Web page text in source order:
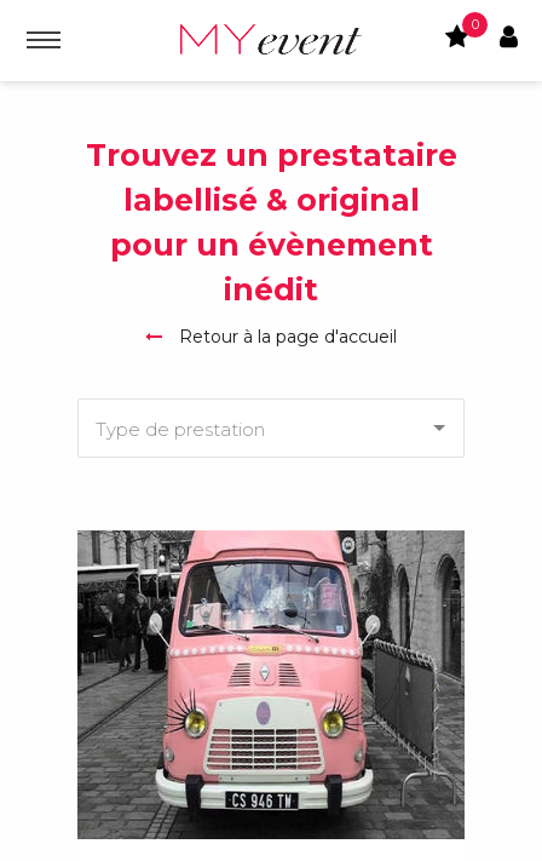
0
Trouvez un prestataire
labellisé & original
pour un évènement
inédit
Retour à la page d'accueil